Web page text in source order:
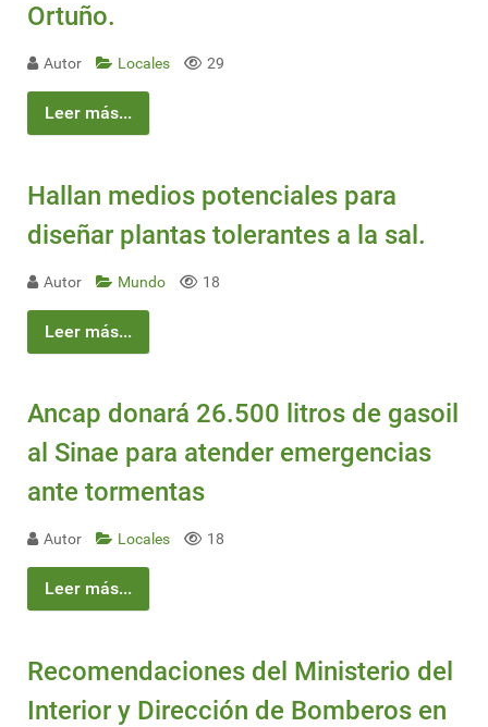
Ortuño.
Autor Locales 29
Leer más...
Hallan medios potenciales para
diseñar plantas tolerantes a la sal.
Autor Mundo 18
Leer más...
Ancap donará 26.500 litros de gasoil
al Sinae para atender emergencias
ante tormentas
Autor Locales 18
Leer más...
Recomendaciones del Ministerio del
Interior y Dirección de Bomberos en